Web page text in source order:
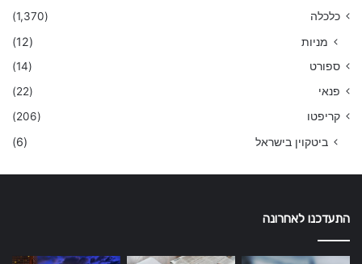
כלכלה
(1,370)
מניות (12)
ספורט
(14)
פנאי
(22)
קריפטו
(206)
ביטקוין בישראל (6)
התעדכנו לאחרונה